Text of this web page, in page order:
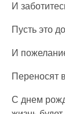
И
Пусть это
И
Переносят
С днем